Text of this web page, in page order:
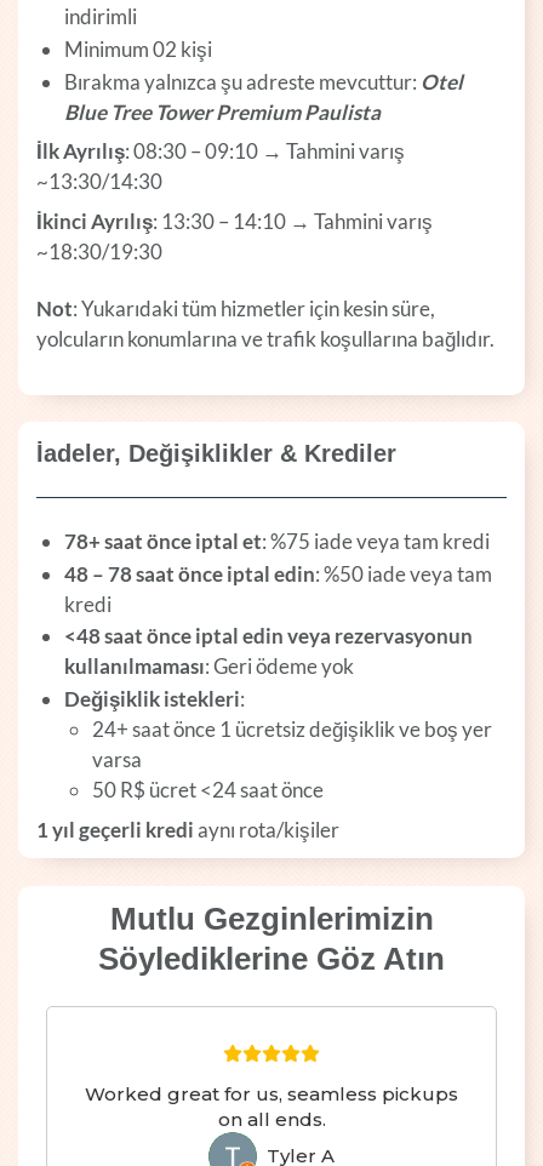
indirimli
Minimum 02 kişi
Bırakma yalnızca şu adreste mevcuttur: Otel
Blue Tree Tower Premium Paulista
İlk Ayrılış: 08:30 – 09:10 → Tahmini varış
~13:30/14:30
İkinci Ayrılış: 13:30 – 14:10 → Tahmini varış
~18:30/19:30
Not: Yukarıdaki tüm hizmetler için kesin süre,
yolcuların konumlarına ve trafik koşullarına bağlıdır.
İadeler, Değişiklikler & Krediler
78+ saat önce iptal et: %75 iade veya tam kredi
48 – 78 saat önce iptal edin: %50 iade veya tam
kredi
<48 saat önce iptal edin veya rezervasyonun
kullanılmaması: Geri ödeme yok
Değişiklik istekleri:
24+ saat önce 1 ücretsiz değişiklik ve boş yer
varsa
50 R$ ücret <24 saat önce
1 yıl geçerli krediaynı rota/kişiler
Mutlu Gezginlerimizin
Söylediklerine Göz Atın
pickups
Seamless transfer from